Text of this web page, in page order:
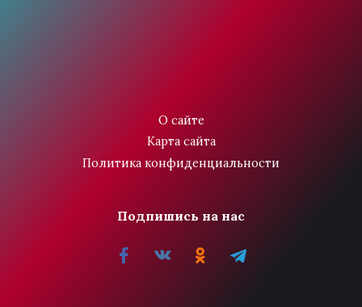
О сайте
Карта сайта
Политика конфиденциальности
Подпишись на нас